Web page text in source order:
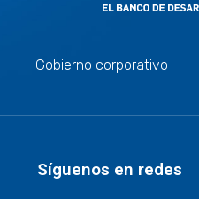
Gobierno corporativo
Síguenos en redes